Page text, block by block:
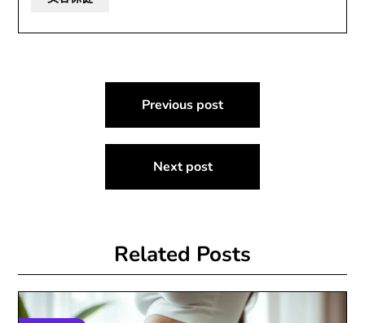
Previous post
Next post
Related Posts